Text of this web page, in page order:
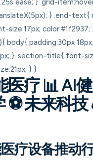
ease; } .grid-
} .end-text{
size:17px; color:#1f2937;
body{ padding:30px
} .section-title{ font-
} }
医疗 📊 AI
⚽ 未来科技
疗设备推动